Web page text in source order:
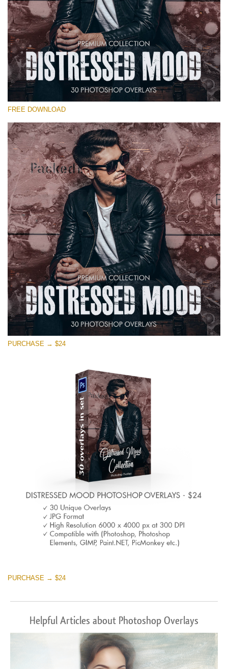
Por favor selecione
Free Photoshop Overlay #15
Small 800*533px
Distressed Mood
(30 Overlays)
Sunlight Collection
(290 Overlays)
Large 6000*4000px
Entire Collection
(1783 Overlays)
Large 6000*4000px
Download Grátis
FREE DOWNLOAD
PURCHASE → $24
PURCHASE → $24
Helpful Articles about Photoshop Overlays